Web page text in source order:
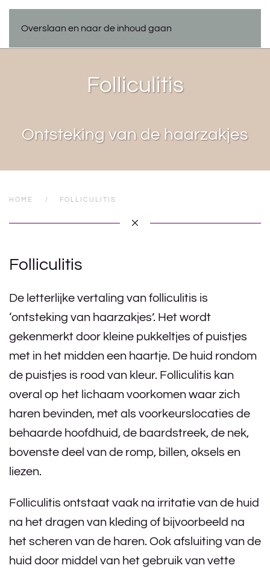
Overslaan en naar de inhoud gaan
Folliculitis
Ontsteking van de haarzakjes
HOME FOLLICULITIS
Folliculitis
De letterlijke vertaling van folliculitis is
‘ontsteking van haarzakjes’. Het wordt
gekenmerkt door kleine pukkeltjes of puistjes
met in het midden een haartje. De huid rondom
de puistjes is rood van kleur. Folliculitis kan
overal op het lichaam voorkomen waar zich
haren bevinden, met als voorkeurslocaties de
behaarde hoofdhuid, de baardstreek, de nek,
bovenste deel van de romp, billen, oksels en
liezen.
Folliculitis ontstaat vaak na irritatie van de huid
na het dragen van kleding of bijvoorbeeld na
het scheren van de haren. Ook afsluiting van de
huid door middel van het gebruik van vette